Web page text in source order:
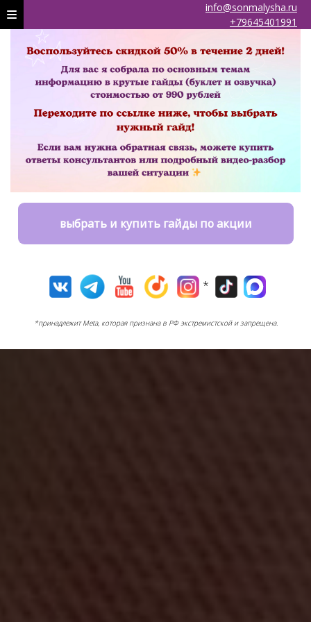
info@sonmalysha.ru
+79645401991
выбрать и купить гайды по акции
*
*принадлежит Meta, которая признана в РФ экстремистской и запрещена.